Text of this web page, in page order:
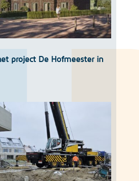
project De Hofmeester in